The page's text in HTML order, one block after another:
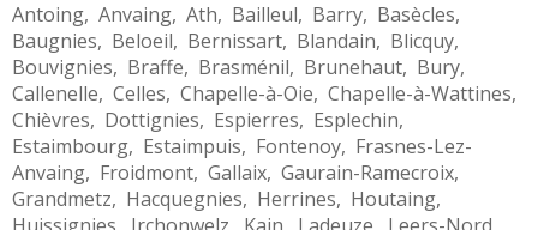
Antoing, Anvaing, Ath, Bailleul, Barry, Basècles,
Baugnies, Beloeil, Bernissart, Blandain, Blicquy,
Bouvignies, Braffe, Brasménil, Brunehaut, Bury,
Callenelle, Celles, Chapelle-à-Oie, Chapelle-à-Wattines,
Chièvres, Dottignies, Espierres, Esplechin,
Estaimbourg, Estaimpuis, Fontenoy, Frasnes-Lez-
Anvaing, Froidmont, Gallaix, Gaurain-Ramecroix,
Grandmetz, Hacquegnies, Herrines, Houtaing,